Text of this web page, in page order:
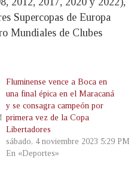
Supercopas de Europa
Mundiales de Clubes
Fluminense vence a Boca en
una final épica en el Maracaná
y se consagra campeón por
primera vez de la Copa
Libertadores
sábado, 4 noviembre 2023 5:29 PM
En «Deportes»